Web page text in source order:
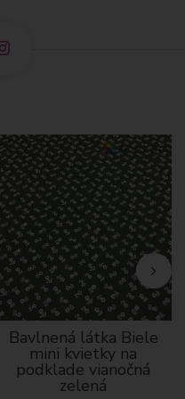
Bavlnená látka Biele
mini kvietky na
podklade vianočná
zelená